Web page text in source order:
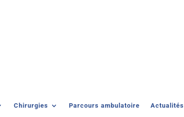
Chirurgies Parcours ambulatoire Actualités